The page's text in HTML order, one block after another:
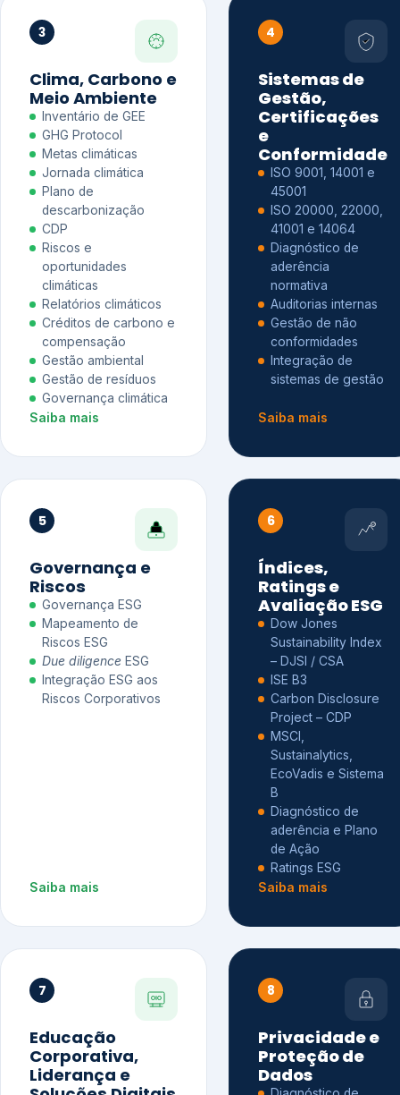
3
Clima, Carbono e
Meio Ambiente
Inventário de GEE
GHG Protocol
Metas climáticas
Jornada climática
Plano de
descarbonização
CDP
Riscos e
oportunidades
climáticas
Relatórios climáticos
Créditos de carbono e
compensação
Gestão ambiental
Gestão de resíduos
Governança climática
Saiba mais
4
Sistemas de
Gestão,
Certificações
e
Conformidade
ISO 9001, 14001 e
45001
ISO 20000, 22000,
41001 e 14064
Diagnóstico de
aderência
normativa
Auditorias internas
Gestão de não
conformidades
Integração de
sistemas de gestão
Saiba mais
5
Governança e
Riscos
Governança ESG
Mapeamento de
Riscos ESG
Due diligence ESG
Integração ESG aos
Riscos Corporativos
Saiba mais
6
Índices,
Ratings e
Avaliação ESG
Dow Jones
Sustainability Index
– DJSI / CSA
ISE B3
Carbon Disclosure
Project – CDP
MSCI,
Sustainalytics,
EcoVadis e Sistema
B
Diagnóstico de
aderência e Plano
de Ação
Ratings ESG
Saiba mais
7
Educação
Corporativa,
Liderança e
8
Privacidade e
Proteção de
Dados